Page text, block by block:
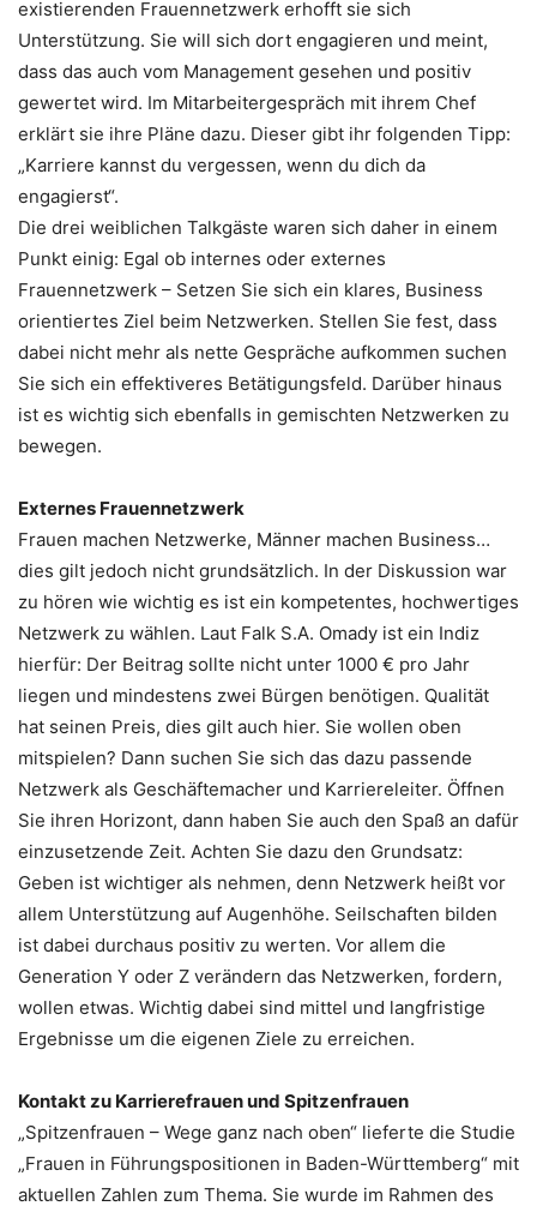
existierenden Frauennetzwerk erhofft sie sich
Unterstützung. Sie will sich dort engagieren und meint,
dass das auch vom Management gesehen und positiv
gewertet wird. Im Mitarbeitergespräch mit ihrem Chef
erklärt sie ihre Pläne dazu. Dieser gibt ihr folgenden Tipp:
„Karriere kannst du vergessen, wenn du dich da
engagierst“.
Die drei weiblichen Talkgäste waren sich daher in einem
Punkt einig: Egal ob internes oder externes
Frauennetzwerk – Setzen Sie sich ein klares, Business
orientiertes Ziel beim Netzwerken. Stellen Sie fest, dass
dabei nicht mehr als nette Gespräche aufkommen suchen
Sie sich ein effektiveres Betätigungsfeld. Darüber hinaus
ist es wichtig sich ebenfalls in gemischten Netzwerken zu
bewegen.
Externes Frauennetzwerk
Frauen machen Netzwerke, Männer machen Business…
dies gilt jedoch nicht grundsätzlich. In der Diskussion war
zu hören wie wichtig es ist ein kompetentes, hochwertiges
Netzwerk zu wählen. Laut Falk S.A. Omady ist ein Indiz
hierfür: Der Beitrag sollte nicht unter 1000 € pro Jahr
liegen und mindestens zwei Bürgen benötigen. Qualität
hat seinen Preis, dies gilt auch hier. Sie wollen oben
mitspielen? Dann suchen Sie sich das dazu passende
Netzwerk als Geschäftemacher und Karriereleiter. Öffnen
Sie ihren Horizont, dann haben Sie auch den Spaß an dafür
einzusetzende Zeit. Achten Sie dazu den Grundsatz:
Geben ist wichtiger als nehmen, denn Netzwerk heißt vor
allem Unterstützung auf Augenhöhe. Seilschaften bilden
ist dabei durchaus positiv zu werten. Vor allem die
Generation Y oder Z verändern das Netzwerken, fordern,
wollen etwas. Wichtig dabei sind mittel und langfristige
Ergebnisse um die eigenen Ziele zu erreichen.
Kontakt zu Karrierefrauen und Spitzenfrauen
„Spitzenfrauen – Wege ganz nach oben“ lieferte die Studie
„Frauen in Führungspositionen in Baden-Württemberg“ mit
aktuellen Zahlen zum Thema. Sie wurde im Rahmen des